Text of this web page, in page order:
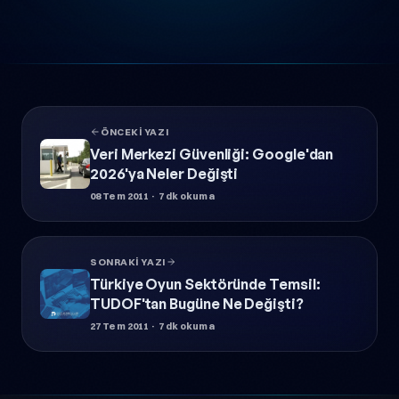
ÖNCEKI YAZI
Veri Merkezi Güvenliği: Google'dan
2026'ya Neler Değişti
08 Tem 2011 · 7 dk okuma
SONRAKI YAZI
Türkiye Oyun Sektöründe Temsil:
TUDOF'tan Bugüne Ne Değişti?
27 Tem 2011 · 7 dk okuma